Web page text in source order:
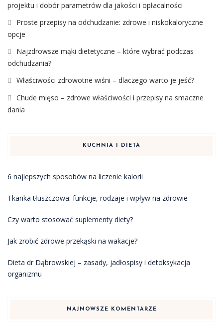
projektu i dobór parametrów dla jakości i opłacalności
Proste przepisy na odchudzanie: zdrowe i niskokaloryczne
opcje
Najzdrowsze mąki dietetyczne – które wybrać podczas
odchudzania?
Właściwości zdrowotne wiśni – dlaczego warto je jeść?
Chude mięso – zdrowe właściwości i przepisy na smaczne
dania
KUCHNIA I DIETA
6 najlepszych sposobów na liczenie kalorii
Tkanka tłuszczowa: funkcje, rodzaje i wpływ na zdrowie
Czy warto stosować suplementy diety?
Jak zrobić zdrowe przekąski na wakacje?
Dieta dr Dąbrowskiej – zasady, jadłospisy i detoksykacja
organizmu
NAJNOWSZE KOMENTARZE